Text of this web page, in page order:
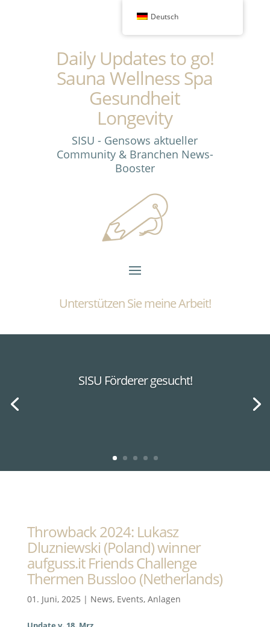
Daily Updates to go!
Sauna Wellness Spa
Gesundheit
Longevity
SISU - Gensows aktueller
Community & Branchen News-
Booster
Unterstützen Sie meine Arbeit!
SISU Förderer gesucht!
Throwback 2024: Lukasz
Dluzniewski (Poland) winner
aufguss.it Friends Challenge
Thermen Bussloo (Netherlands)
01. Juni, 2025 | News, Events, Anlagen
Deutsch